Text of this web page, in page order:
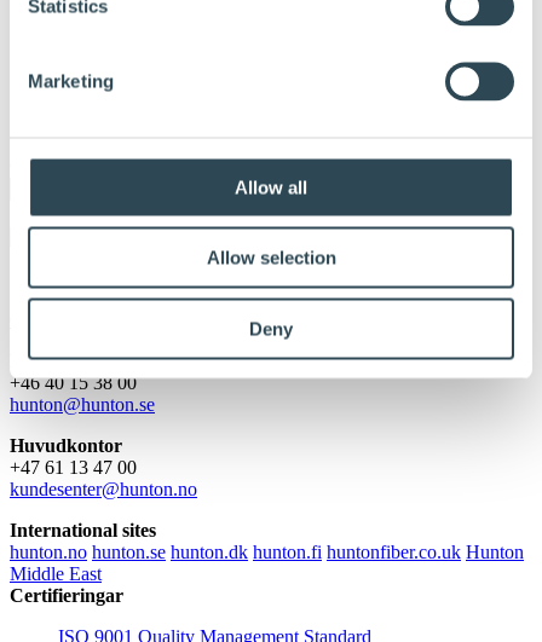
Statistics
Marketing
Allow all
Allow selection
Deny
Om Hunton
Försäljningskontor Sverige
+46 40 15 38 00
hunton@hunton.se
Huvudkontor
+47 61 13 47 00
kundesenter@hunton.no
International sites
hunton.no hunton.se hunton.dk hunton.fi huntonfiber.co.uk Hunton
Middle East
Certifieringar
ISO 9001 Quality Management Standard